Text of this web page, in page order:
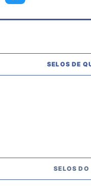
SELOS DE
SELOS